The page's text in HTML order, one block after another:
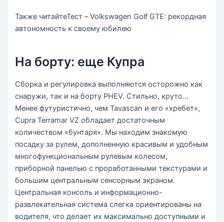
Также читайтеТест – Volkswagen Golf GTE: рекордная
автономность к своему юбилею
На борту: еще Купра
Сборка и регулировка выполняются осторожно как
снаружи, так и на борту PHEV. Стильно, круто…
Менее футуристично, чем Tavascan и его «хребет»,
Cupra Terramar VZ обладает достаточным
количеством «бунтаря». Мы находим знакомую
посадку за рулем, дополненную красивым и удобным
многофункциональным рулевым колесом,
приборной панелью с проработанными текстурами и
большим центральным сенсорным экраном.
Центральная консоль и информационно-
развлекательная система слегка ориентированы на
водителя, что делает их максимально доступными и